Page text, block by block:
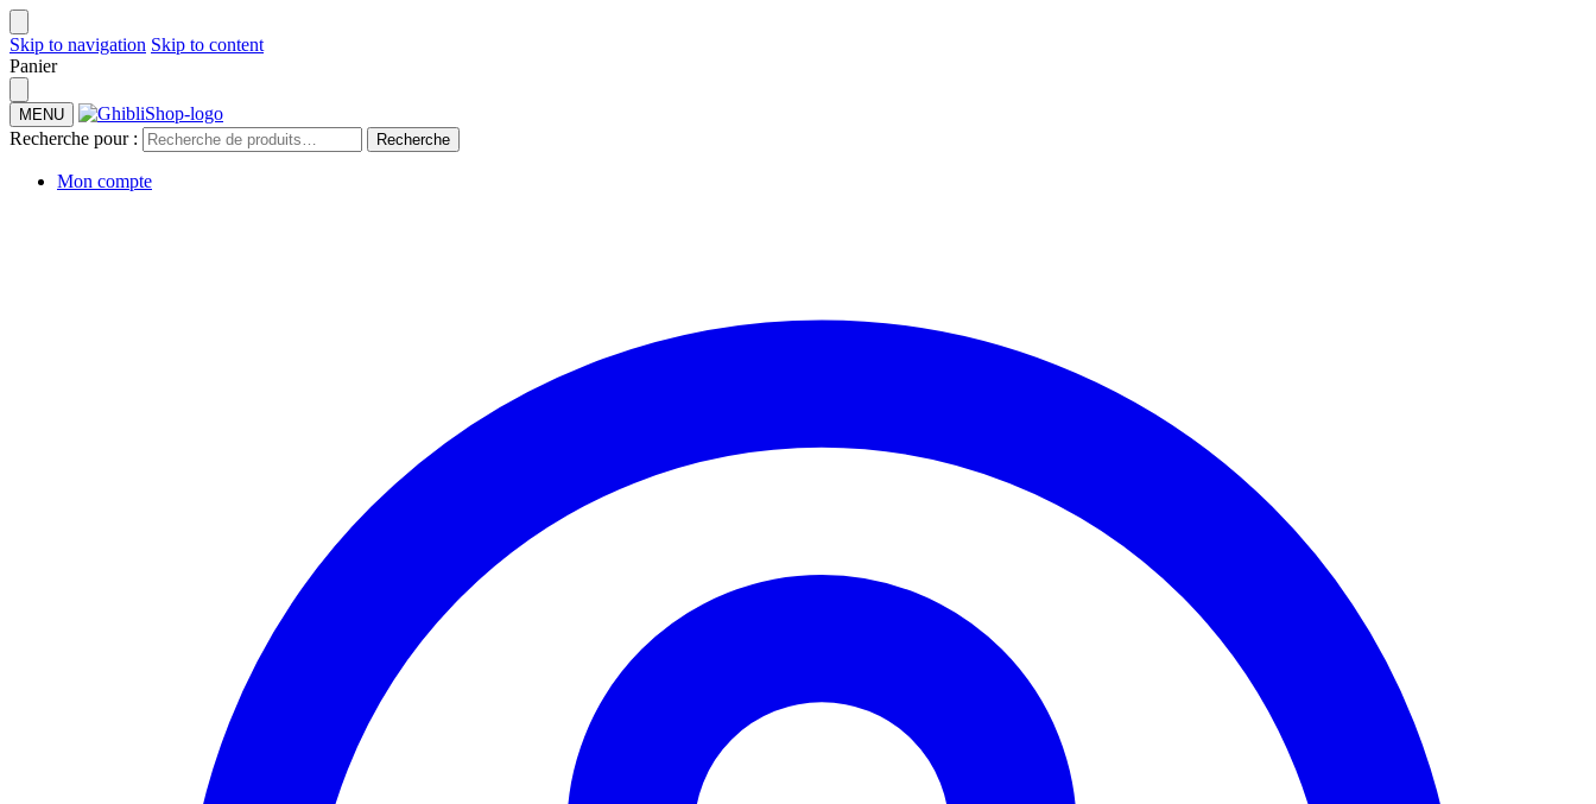
Skip to navigation Skip to content
Panier
MENU
Recherche pour : Recherche
Mon compte